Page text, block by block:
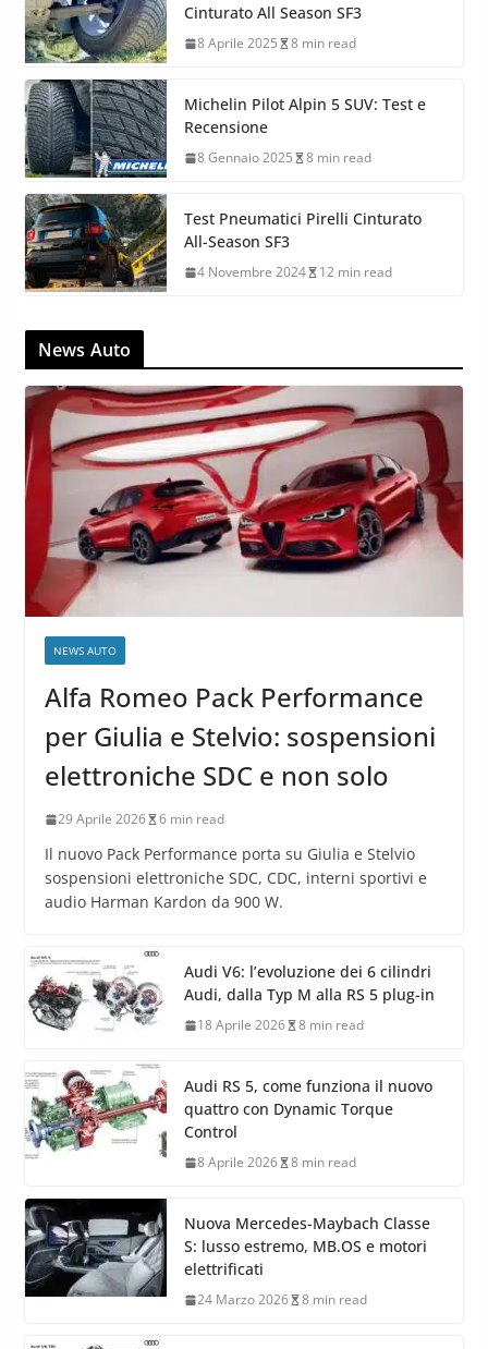
Cinturato All Season SF3
8 Aprile 2025 8 min read
Michelin Pilot Alpin 5 SUV: Test e
Recensione
8 Gennaio 2025 8 min read
Test Pneumatici Pirelli Cinturato
All-Season SF3
4 Novembre 2024 12 min read
News Auto
NEWS AUTO
Alfa Romeo Pack Performance
per Giulia e Stelvio: sospensioni
elettroniche SDC e non solo
29 Aprile 2026 6 min read
Il nuovo Pack Performance porta su Giulia e Stelvio
sospensioni elettroniche SDC, CDC, interni sportivi e
audio Harman Kardon da 900 W.
Audi V6: l’evoluzione dei 6 cilindri
Audi, dalla Typ M alla RS 5 plug-in
18 Aprile 2026 8 min read
Audi RS 5, come funziona il nuovo
quattro con Dynamic Torque
Control
8 Aprile 2026 8 min read
Nuova Mercedes-Maybach Classe
S: lusso estremo, MB.OS e motori
elettrificati
24 Marzo 2026 8 min read